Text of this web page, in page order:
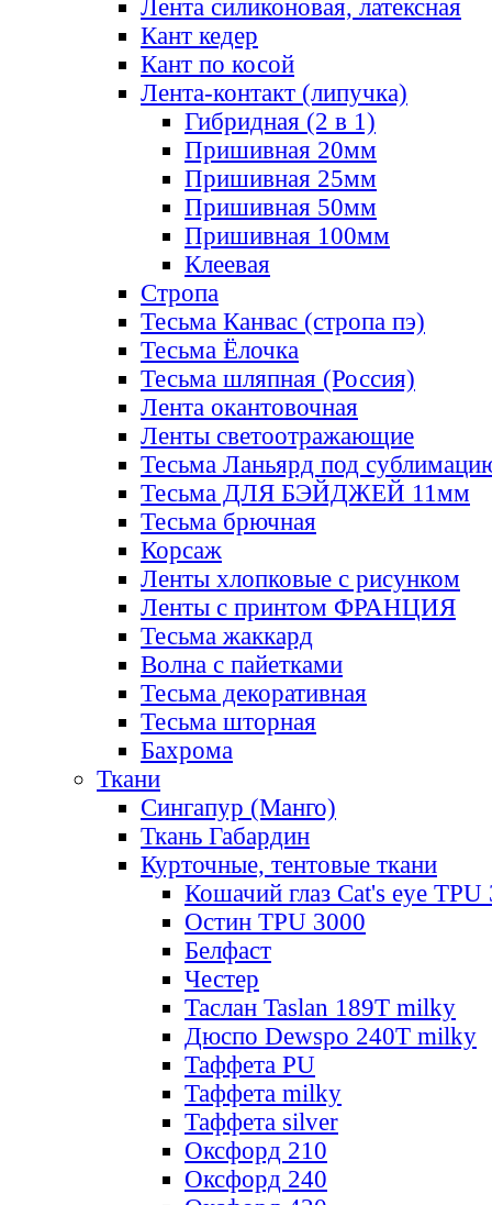
Лента силиконовая, латексная
Кант кедер
Кант по косой
Лента-контакт (липучка)
Гибридная (2 в 1)
Пришивная 20мм
Пришивная 25мм
Пришивная 50мм
Пришивная 100мм
Клеевая
Стропа
Тесьма Канвас (стропа пэ)
Тесьма Ёлочка
Тесьма шляпная (Россия)
Лента окантовочная
Ленты светоотражающие
Тесьма Ланьярд под
Тесьма ДЛЯ БЭЙДЖЕЙ 11мм
Тесьма брючная
Корсаж
Ленты хлопковые с рисунком
Ленты с принтом ФРАНЦИЯ
Тесьма жаккард
Волна с пайетками
Тесьма декоративная
Тесьма шторная
Бахрома
Ткани
Сингапур (Манго)
Ткань Габардин
Курточные, тентовые ткани
Кошачий глаз Cat's eye TPU
Остин TPU 3000
Белфаст
Честер
Таслан Taslan 189T milky
Дюспо Dewspo 240T milky
Таффета PU
Таффета milky
Таффета silver
Оксфорд 210
Оксфорд 240